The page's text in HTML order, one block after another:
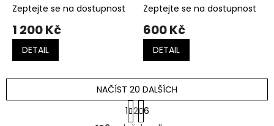
Zeptejte se na dostupnost
1 200 Kč
DETAIL
Zeptejte se na dostupnost
600 Kč
DETAIL
O
NAČÍST 20 DALŠÍCH
S
t
1 2 6